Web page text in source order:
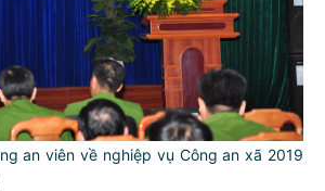
an viên về nghiệp vụ Công an xã 2019